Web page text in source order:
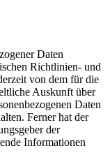
Daten
Richtlinien- und
von dem für die
Auskunft über
Daten
Ferner hat der
der
Informationen